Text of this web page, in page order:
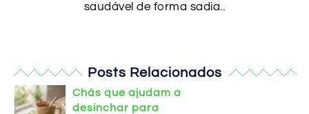
saudável de forma sadia..
Posts Relacionados
Chás que ajudam a
desinchar para